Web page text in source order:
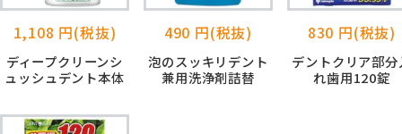
1,108 円(税抜)
ディープクリーンシ
ュッシュデント本体
490 円(税抜)
泡のスッキリデント
兼用洗浄剤詰替
830 円(税抜)
デントクリア部分
れ歯用120錠